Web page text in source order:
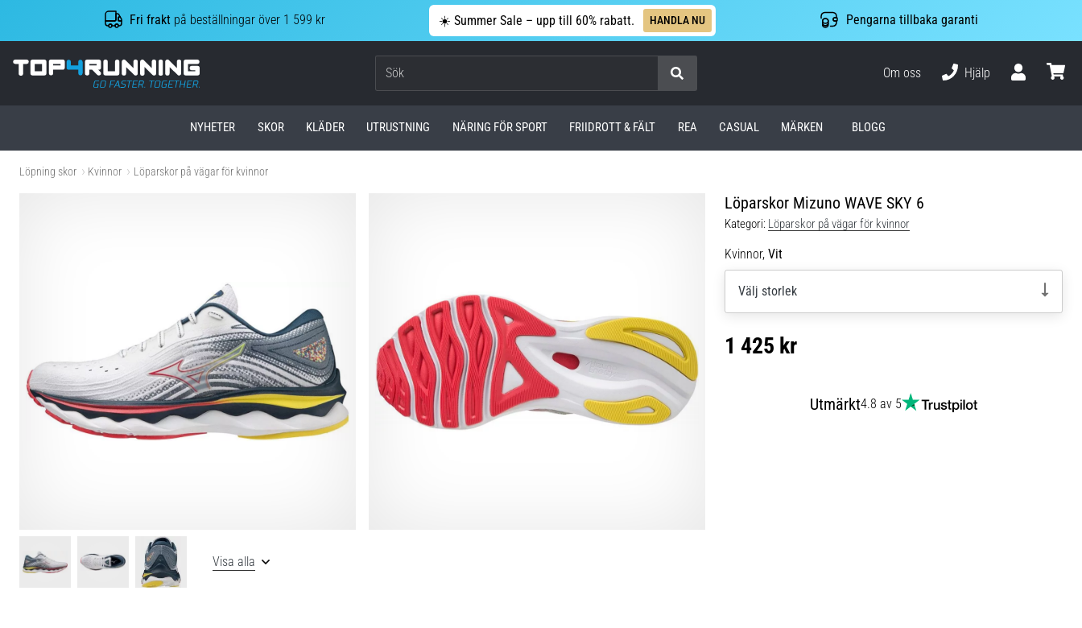
Fri frakt på beställningar över 1 599 kr ☀️ Summer Sale – upp till 60% rabatt. HANDLA NU Pengarna tillbaka garanti
Top4Running.se
Om oss
Hjälp
NYHETER SKOR KLÄDER UTRUSTNING NÄRING FÖR SPORT FRIIDROTT & FÄLT REA CASUAL MÄRKEN BLOGG
Löpning skor Kvinnor Löparskor på vägar för kvinnor
Löparskor Mizuno WAVE SKY 6
Kategori: Löparskor på vägar för kvinnor
Kvinnor, Vit
Välj storlek
1 425 kr
Utmärkt4.8 av 5
Visa alla